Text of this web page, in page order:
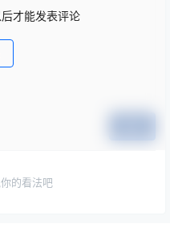
才能发表评论
的看法吧